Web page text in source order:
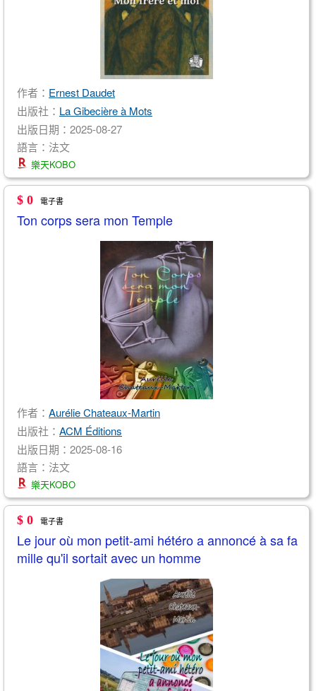
作者： Ernest Daudet
出版社： La Gibecière à Mots
出版日期：2025-08-27
語言：法文
樂天KOBO
$ 0 電子書
Ton corps sera mon Temple
作者： Aurélie Chateaux-Martin
出版社： ACM Éditions
出版日期：2025-08-16
語言：法文
樂天KOBO
$ 0 電子書
Le jour où mon petit-ami hétéro a annoncé à sa fa
mille qu'il sortait avec un homme